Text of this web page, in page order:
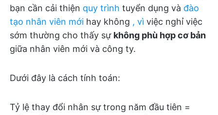
bạn cần cải thiện quy trình tuyển dụng và đào
tạo nhân viên mới hay không , vì việc nghỉ việc
sớm thường cho thấy sự không phù hợp cơ bản
giữa nhân viên mới và công ty.
Dưới đây là cách tính toán:
Tỷ lệ thay đổi nhân sự trong năm đầu tiên =